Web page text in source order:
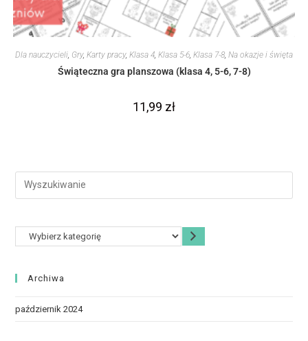
Dla nauczycieli, Gry, Karty pracy, Klasa 4, Klasa 5-6, Klasa 7-8, Na okazje i święta
Świąteczna gra planszowa (klasa 4, 5-6, 7-8)
11,99 zł
Archiwa
październik 2024